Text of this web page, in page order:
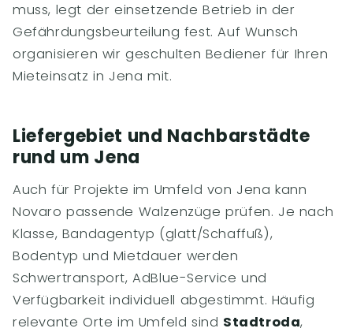
muss, legt der einsetzende Betrieb in der
Gefährdungsbeurteilung fest. Auf Wunsch
organisieren wir geschulten Bediener für Ihren
Mieteinsatz in Jena mit.
Liefergebiet und Nachbarstädte
rund um Jena
Auch für Projekte im Umfeld von Jena kann
Novaro passende Walzenzüge prüfen. Je nach
Klasse, Bandagentyp (glatt/Schaffuß),
Bodentyp und Mietdauer werden
Schwertransport, AdBlue-Service und
Verfügbarkeit individuell abgestimmt. Häufig
relevante Orte im Umfeld sind Stadtroda,